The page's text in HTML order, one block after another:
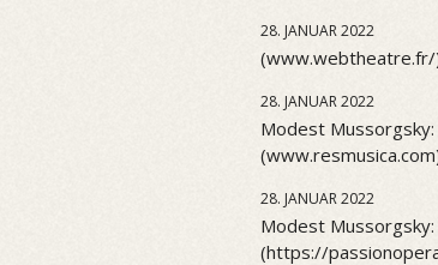
28. JANUAR 2022
(www.webtheatre.fr/
28. JANUAR 2022
Modest Mussorgsky:
28. JANUAR 2022
Modest Mussorgsky:
(https://